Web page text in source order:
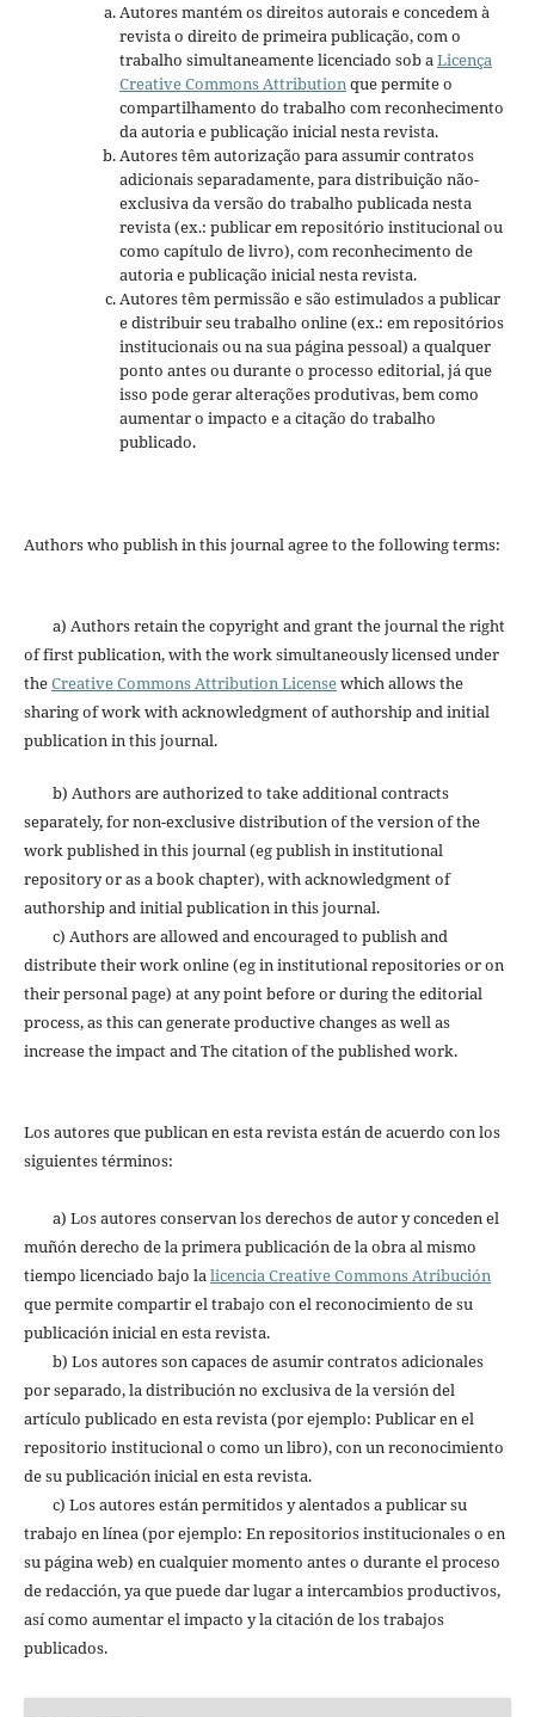
Autores mantém os direitos autorais e concedem à
revista o direito de primeira publicação, com o
trabalho simultaneamente licenciado sob aLicença
Creative Commons Attributionque permite o
compartilhamento do trabalho com reconhecimento
da autoria e publicação inicial nesta revista.
Autores têm autorização para assumir contratos
adicionais separadamente, para distribuição não-
exclusiva da versão do trabalho publicada nesta
revista (ex.: publicar em repositório institucional ou
como capítulo de livro), com reconhecimento de
autoria e publicação inicial nesta revista.
Autores têm permissão e são estimulados a publicar
e distribuir seu trabalho online (ex.: em repositórios
institucionais ou na sua página pessoal) a qualquer
ponto antes ou durante o processo editorial, já que
isso pode gerar alterações produtivas, bem como
aumentar o impacto e a citação do trabalho
publicado.
Authors who publish in this journal agree to the following terms:
a) Authors retain the copyright and grant the journal the right
of first publication, with the work simultaneously licensed under
theCreative Commons Attribution Licensewhich allows the
sharing of work with acknowledgment of authorship and initial
publication in this journal.
b) Authors are authorized to take additional contracts
separately, for non-exclusive distribution of the version of the
work published in this journal (eg publish in institutional
repository or as a book chapter), with acknowledgment of
authorship and initial publication in this journal.
c) Authors are allowed and encouraged to publish and
distribute their work online (eg in institutional repositories or on
their personal page) at any point before or during the editorial
process, as this can generate productive changes as well as
increase the impact and The citation of the published work.
Los autores que publican en esta revista están de acuerdo con los
siguientes términos:
a) Los autores conservan los derechos de autor y conceden el
muñón derecho de la primera publicación de la obra al mismo
tiempo licenciado bajo lalicencia Creative Commons Atribución
que permite compartir el trabajo con el reconocimiento de su
publicación inicial en esta revista.
b) Los autores son capaces de asumir contratos adicionales
por separado, la distribución no exclusiva de la versión del
artículo publicado en esta revista (por ejemplo: Publicar en el
repositorio institucional o como un libro), con un reconocimiento
de su publicación inicial en esta revista.
c) Los autores están permitidos y alentados a publicar su
trabajo en línea (por ejemplo: En repositorios institucionales o en
su página web) en cualquier momento antes o durante el proceso
de redacción, ya que puede dar lugar a intercambios productivos,
así como aumentar el impacto y la citación de los trabajos
publicados.